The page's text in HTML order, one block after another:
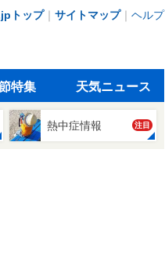
トップ｜ サイトマップ｜ ヘルプ
特集 天気ニュース
熱中症情報 注目